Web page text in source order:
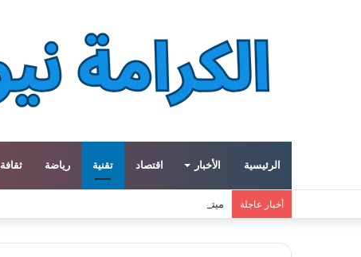
الرئيسية الأخبار اقتصاد تقنية رياضة ثقافة
أخبار عاجلة ميتا توسع مشروع «هايبريون» باستثمارات تتجاوز 50 مليار دولار لتعزيز قدراتها في الذكاء الاصطناعي